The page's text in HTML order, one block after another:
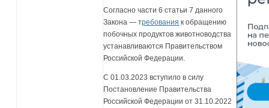
Согласно части 6 статьи 7 данного
Закона — требования к обращению
побочных продуктов животноводства
устанавливаются Правительством
Российской Федерации.
С 01.03.2023 вступило в силу
Постановление Правительства
Российской Федерации от 31.10.2022